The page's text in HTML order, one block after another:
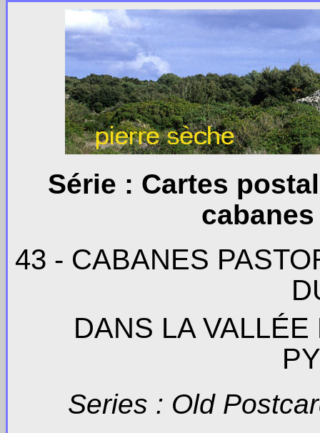
Série : Cartes
43 - CABANES
DANS LA
Series : Old